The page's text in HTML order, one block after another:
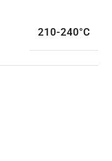
210-240°C